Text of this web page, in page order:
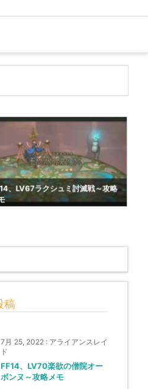
、LV67ラクシュミ討滅戦～攻略
稿
7月 25, 2022 : アライアンスレイ
ド
FF14、LV70楽欲の僧院オー
ボンヌ～攻略メモ